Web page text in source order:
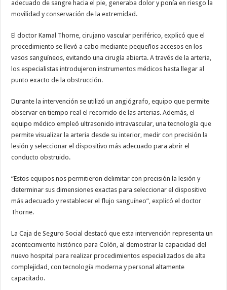
adecuado de sangre hacia el pie, generaba dolor y ponía en riesgo la
movilidad y conservación de la extremidad.
El doctor Kamal Thorne, cirujano vascular periférico, explicó que el
procedimiento se llevó a cabo mediante pequeños accesos en los
vasos sanguíneos, evitando una cirugía abierta. A través de la arteria,
los especialistas introdujeron instrumentos médicos hasta llegar al
punto exacto de la obstrucción.
Durante la intervención se utilizó un angiógrafo, equipo que permite
observar en tiempo real el recorrido de las arterias. Además, el
equipo médico empleó ultrasonido intravascular, una tecnología que
permite visualizar la arteria desde su interior, medir con precisión la
lesión y seleccionar el dispositivo más adecuado para abrir el
conducto obstruido.
“Estos equipos nos permitieron delimitar con precisión la lesión y
determinar sus dimensiones exactas para seleccionar el dispositivo
más adecuado y restablecer el flujo sanguíneo”, explicó el doctor
Thorne.
La Caja de Seguro Social destacó que esta intervención representa un
acontecimiento histórico para Colón, al demostrar la capacidad del
nuevo hospital para realizar procedimientos especializados de alta
complejidad, con tecnología moderna y personal altamente
capacitado.